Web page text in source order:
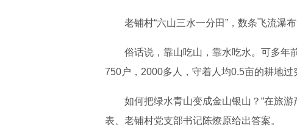
老铺村“六山三水一分田”，数条飞流瀑
俗话说，靠山吃山，靠水吃水。可多年
750户，2000多人，守着人均0.5亩的耕地过
如何把绿水青山变成金山银山？“在旅游
表、老铺村党支部书记陈燎原给出答案。